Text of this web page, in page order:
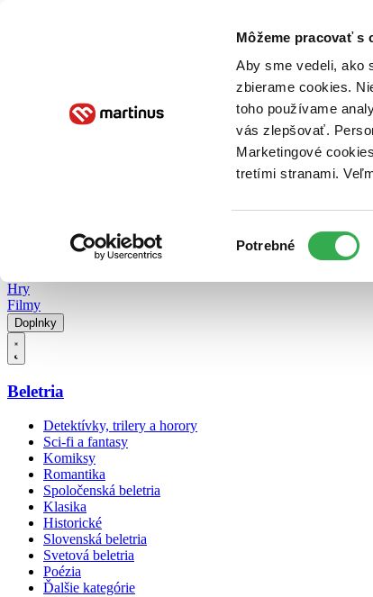
Môžeme pracovať s
Aby sme vedeli, ako
zbierame cookies.
toho používame
vás zlepšovať.
Marketingové
tretími stranami.
súhlasu
Potrebné
Poukážky
Hry
Filmy
Doplnky
Beletria
Detektívky, trilery a horory
Sci-fi a fantasy
Komiksy
Romantika
Spoločenská beletria
Klasika
Historické
Slovenská beletria
Svetová beletria
Poézia
Ďalšie kategórie